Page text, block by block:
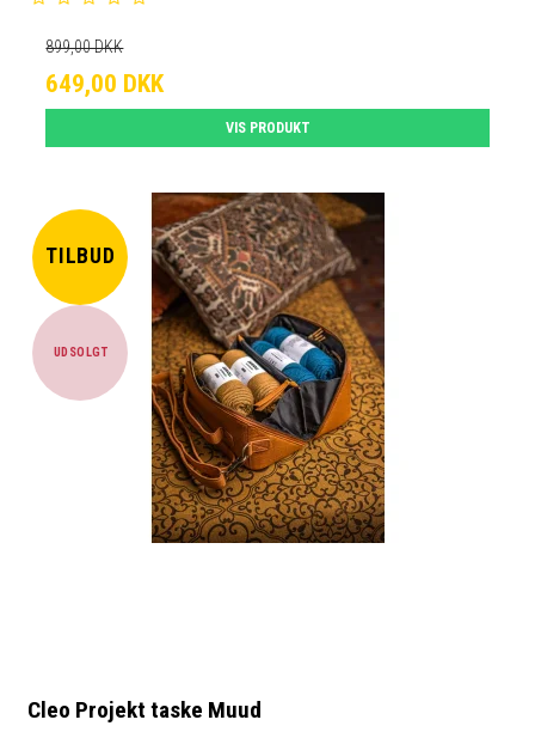
899,00 DKK
649,00 DKK
VIS PRODUKT
TILBUD
UDSOLGT
Cleo Projekt taske Muud